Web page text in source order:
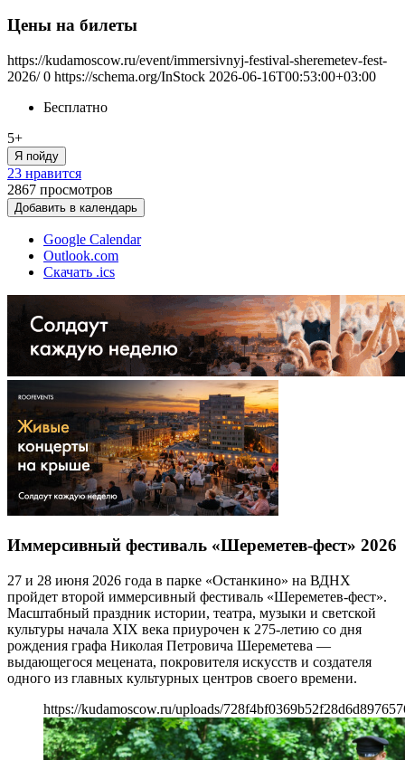
Цены на билеты
https://kudamoscow.ru/event/immersivnyj-festival-sheremetev-fest-
2026/ 0 https://schema.org/InStock 2026-06-16T00:53:00+03:00
Бесплатно
5+
Я пойду
23 нравится
2867 просмотров
Добавить в календарь
Google Calendar
Outlook.com
Скачать .ics
Иммерсивный фестиваль «Шереметев-фест» 2026
27 и 28 июня 2026 года в парке «Останкино» на ВДНХ
пройдет второй иммерсивный фестиваль «Шереметев-фест».
Масштабный праздник истории, театра, музыки и светской
культуры начала ХIХ века приурочен к 275-летию со дня
рождения графа Николая Петровича Шереметева —
выдающегося мецената, покровителя искусств и создателя
одного из главных культурных центров своего времени.
https://kudamoscow.ru/uploads/